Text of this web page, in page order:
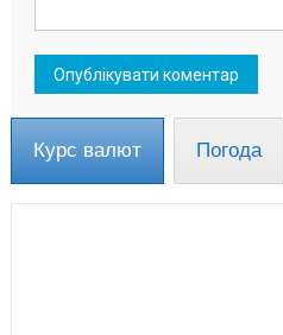
Курс валют Погода